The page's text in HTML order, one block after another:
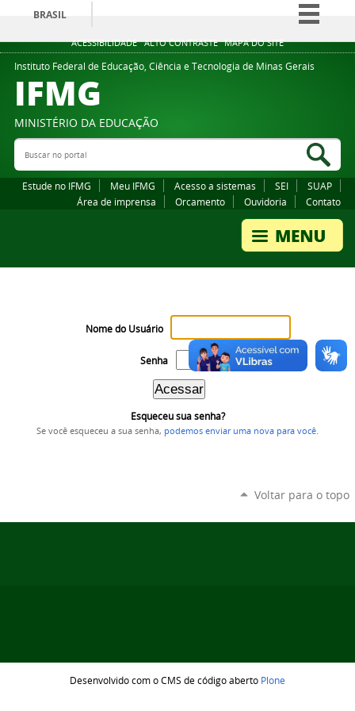
ACESSIBILIDADE ALTO CONTRASTE MAPA DO SITE
BRASIL
Simplifique!
Comunica BR
Legislação
Instituto Federal de Educação, Ciência e Tecnologia de Minas Gerais
IFMG
MINISTÉRIO DA EDUCAÇÃO
Buscar no portal
Estude no IFMG Meu IFMG Acesso a sistemas SEI
SUAP
Área de imprensa
Orcamento Ouvidoria Contato
Nome do Usuário
Senha
Esqueceu sua senha?
Se você esqueceu a sua senha, podemos enviar uma nova para você
Voltar para o topo
Desenvolvido com o CMS de código aberto Plone